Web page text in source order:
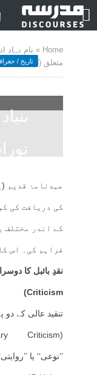
Home
» نام نہاد
متعلق (3)
تاریخ /
عہدنامۂ قدیم
کی دریافت کی
کے اندر مختلف
فراہم کی۔ اس
Criticism)
تنقید عالی کے دو